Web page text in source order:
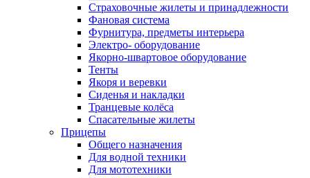
Страховочные жилеты и принадлежности
Фановая система
Фурнитура, предметы интерьера
Электро- оборудование
Якорно-швартовое оборудование
Тенты
Якоря и веревки
Сиденья и накладки
Транцевые колёса
Спасательные жилеты
Прицепы
Общего назначения
Для водной техники
Для мототехники